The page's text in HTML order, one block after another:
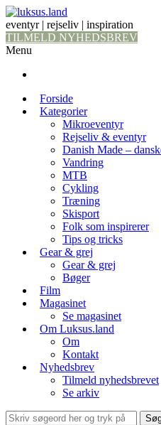
eventyr | rejseliv | inspiration
TILMELD NYHEDSBREV
Menu
Forside
Kategorier
Mikroeventyr
Rejseliv & eventyr
Danish Made –
Vandring
MTB
Cykling
Træning
Skisport
Folk som inspirerer
Tips og tricks
Gear & grej
Gear & grej
Bøger
Film
Magasinet
Se magasinet
Om Luksus.land
Om
Kontakt
Nyhedsbrev
Tilmeld nyhedsbrevet
Se arkiv